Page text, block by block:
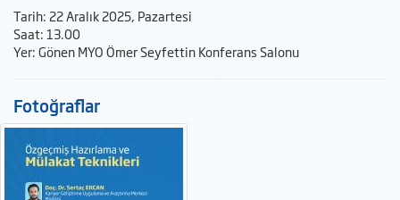
Tarih: 22 Aralık 2025, Pazartesi
Saat: 13.00
Yer: Gönen MYO Ömer Seyfettin Konferans Salonu
Fotoğraflar